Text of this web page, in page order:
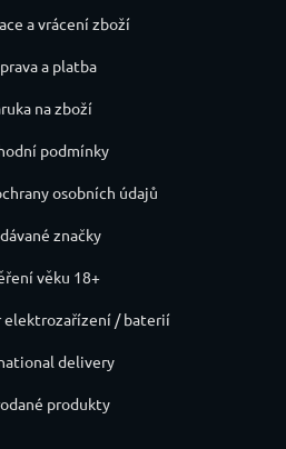
a vrácení zboží
a platba
na zboží
podmínky
osobních údajů
značky
věku 18+
elektrozařízení / baterií
delivery
produkty